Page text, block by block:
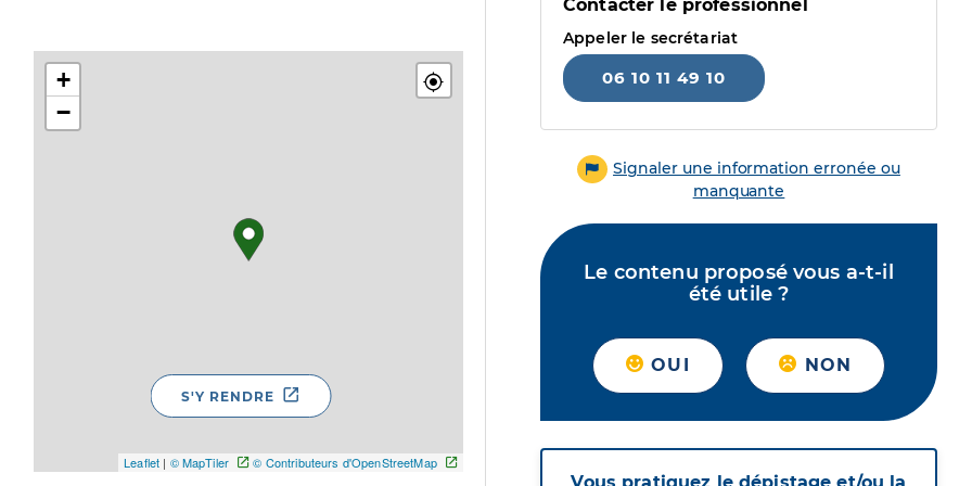
+
−
Leaflet | © MapTiler © Contributeurs d'OpenStreetMap
S'Y RENDRE
Contacter le professionnel
Appeler le secrétariat
06 10 11 49 10
Signaler une information erronée ou
manquante
Le contenu proposé vous a-t-il
été utile ?
OUI NON